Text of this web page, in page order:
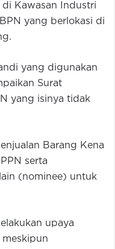
di Kawasan Industri
yang berlokasi di
yang digunakan
Surat
yang isinya tidak
Barang Kena
serta
(nominee) untuk
upaya